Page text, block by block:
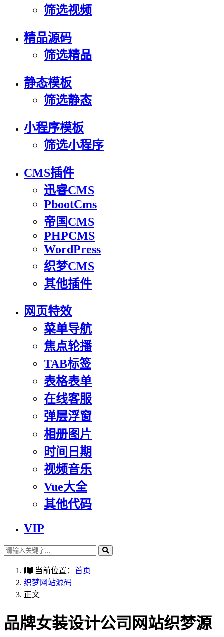
筛选视频
精品源码
筛选精品
静态模板
筛选静态
小程序模板
筛选小程序
CMS插件
迅睿CMS
PbootCms
帝国CMS
PHPCMS
WordPress
织梦CMS
其他插件
网页特效
菜单导航
焦点轮播
TAB标签
表格表单
在线客服
弹层浮窗
相册图片
时间日期
视频音乐
Vue大全
其他代码
VIP
当前位置： 首页
织梦网站源码
正文
品牌女装设计公司网站织梦源